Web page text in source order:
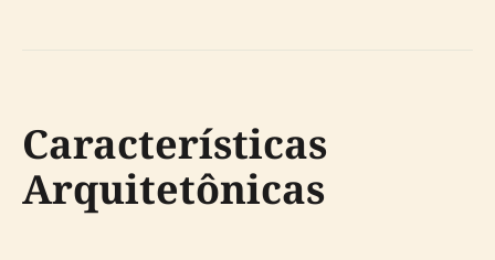
Características
Arquitetônicas